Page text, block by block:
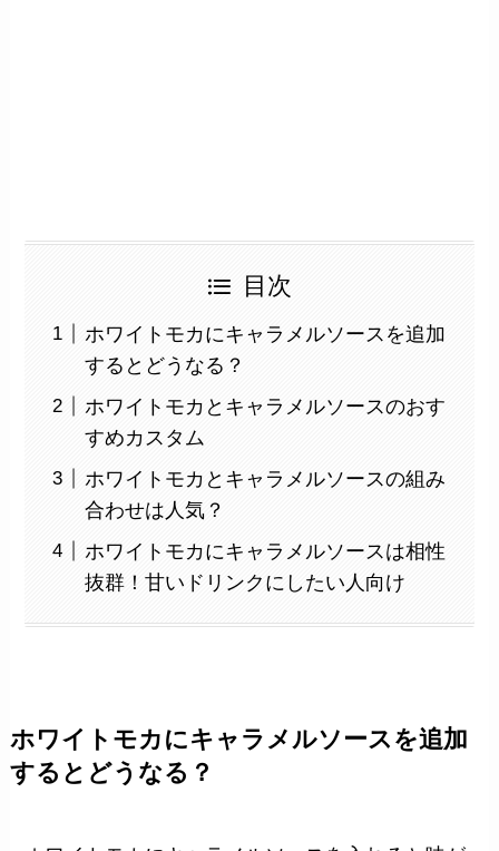
目次
ホワイトモカにキャラメルソースを追加
するとどうなる？
ホワイトモカとキャラメルソースのおす
すめカスタム
ホワイトモカとキャラメルソースの組み
合わせは人気？
ホワイトモカにキャラメルソースは相性
抜群！甘いドリンクにしたい人向け
ホワイトモカにキャラメルソースを追加
するとどうなる？